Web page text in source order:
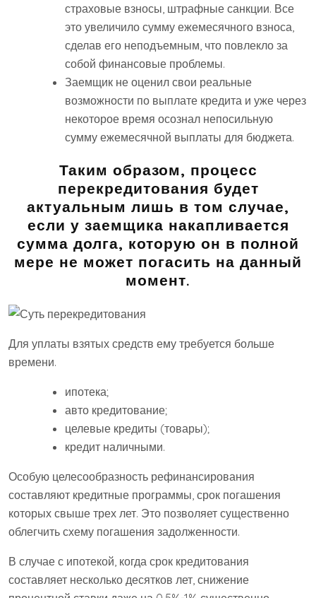
страховые взносы, штрафные санкции. Все
это увеличило сумму ежемесячного взноса,
сделав его неподъемным, что повлекло за
собой финансовые проблемы.
Заемщик не оценил свои реальные
возможности по выплате кредита и уже через
некоторое время осознал непосильную
сумму ежемесячной выплаты для бюджета.
Таким образом, процесс
перекредитования будет
актуальным лишь в том случае,
если у заемщика накапливается
сумма долга, которую он в полной
мере не может погасить на данный
момент.
Для уплаты взятых средств ему требуется больше
времени.
ипотека;
авто кредитование;
целевые кредиты (товары);
кредит наличными.
Особую целесообразность рефинансирования
составляют кредитные программы, срок погашения
которых свыше трех лет. Это позволяет существенно
облегчить схему погашения задолженности.
В случае с ипотекой, когда срок кредитования
составляет несколько десятков лет, снижение